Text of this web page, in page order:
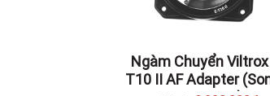
Ngàm Chuyển Viltrox
T10 II AF Adapter